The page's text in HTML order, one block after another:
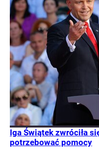
Iga Świątek zwróciła
potrzebować pomocy